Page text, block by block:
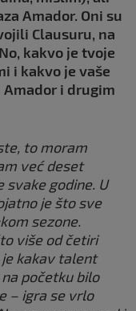
Amador. Oni su
Clausuru, na
kakvo je tvoje
i kakvo je vaše
i drugim
to moram
već deset
svake godine. U
je što sve
sezone.
više od četiri
kakav talent
početku bilo
– igra se vrlo